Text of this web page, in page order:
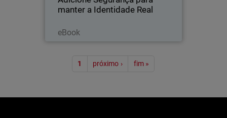
manter a Identidade Real
eBook
Paginação
1 próximo › fim »